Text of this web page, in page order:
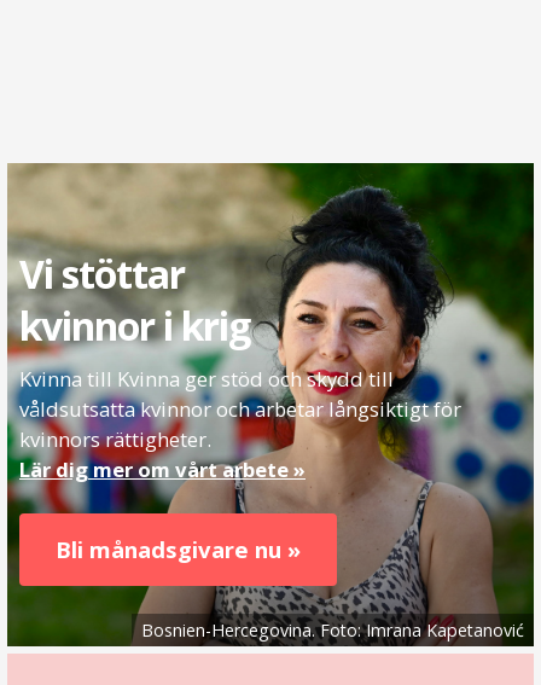
Vi stöttar
kvinnor i krig
Kvinna till Kvinna ger stöd och skydd till
våldsutsatta kvinnor och arbetar långsiktigt för
kvinnors rättigheter.
Lär dig mer om vårt arbete »
Bli månadsgivare nu »
Bosnien-Hercegovina. Foto: Imrana Kapetanović